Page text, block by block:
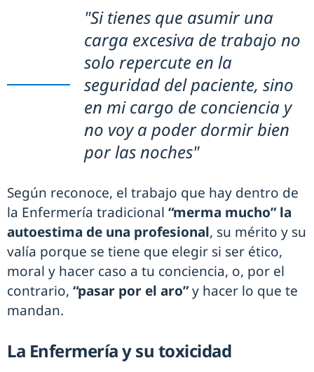
"Si tienes que asumir una
carga excesiva de trabajo no
solo repercute en la
seguridad del paciente, sino
en mi cargo de conciencia y
no voy a poder dormir bien
por las noches"
Según reconoce, el trabajo que hay dentro de
la Enfermería tradicional “merma mucho” la
autoestima de una profesional, su mérito y su
valía porque se tiene que elegir si ser ético,
moral y hacer caso a tu conciencia, o, por el
contrario, “pasar por el aro”y hacer lo que te
mandan.
La Enfermería y su toxicidad